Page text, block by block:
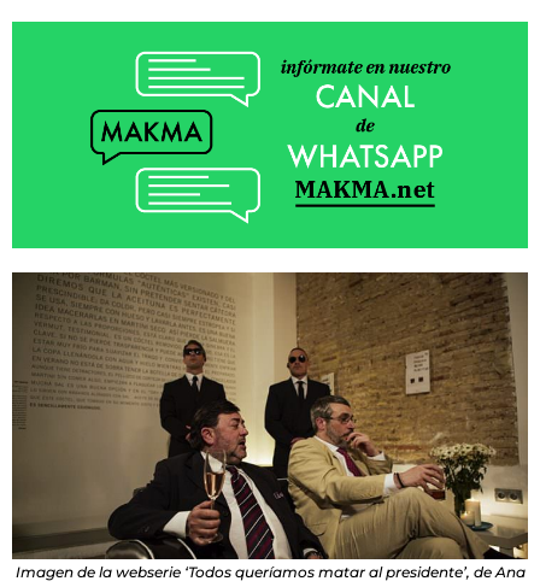
Imagen de la webserie ‘Todos queríamos matar al presidente’, de Ana